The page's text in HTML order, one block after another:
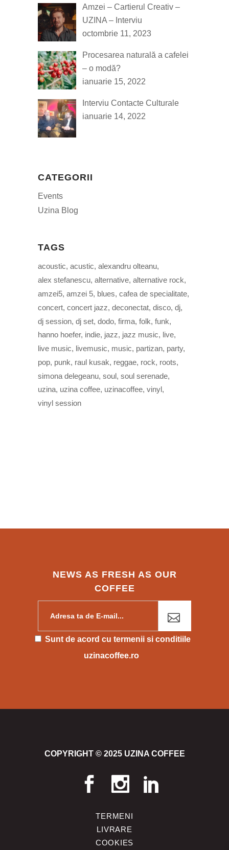
Amzei – Cartierul Creativ –
UZINA – Interviu
octombrie 11, 2023
Procesarea naturală a cafelei
– o modă?
ianuarie 15, 2022
Interviu Contacte Culturale
ianuarie 14, 2022
CATEGORII
Events
Uzina Blog
TAGS
acoustic acustic alexandru olteanu
alex stefanescu alternative alternative rock
amzei5 amzei 5 blues cafea de specialitate
concert concert jazz deconectat disco dj
dj session dj set dodo firma folk funk
hanno hoefer indie jazz jazz music live
live music livemusic music partizan party
pop punk raul kusak reggae rock roots
simona delegeanu soul soul serenade
uzina uzina coffee uzinacoffee vinyl
vinyl session
NEWS AS FRESH AS OUR
COFFEE
Please leave this field empty.
Sunt de acord cu termenii si conditiile
uzinacoffee.ro
COPYRIGHT © 2025 UZINA COFFEE
TERMENI
LIVRARE
COOKIES